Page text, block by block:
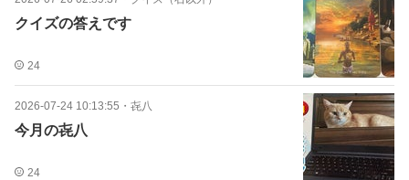
クイズの答えです
24
2026-07-24 10:13:55 ・ 㐂八
今月の㐂八
24